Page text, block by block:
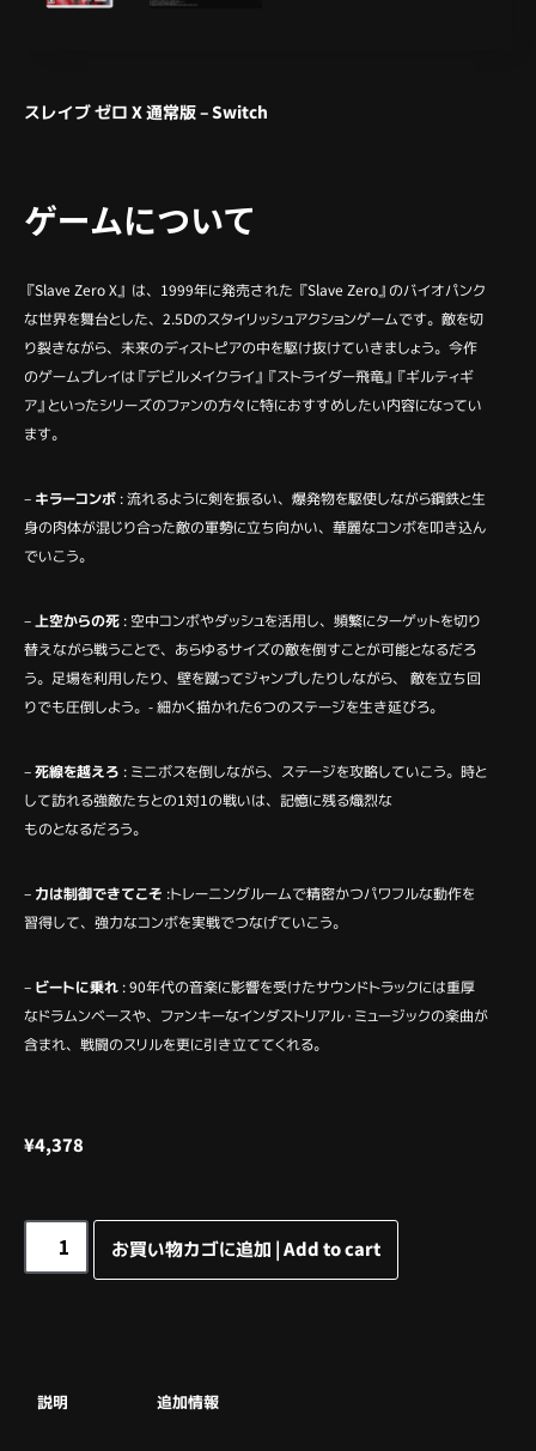
スレイブ ゼロ X 通常版 – Switch
ゲームについて
『Slave Zero X』 は、1999年に発売された 『Slave Zero』のバイオパンク
な世界を舞台とした、2.5Dのスタイリッシュアクションゲームです。敵を切
り裂きながら、未来のディストピアの中を駆け抜けていきましょう。今作
のゲームプレイは『デビルメイクライ』『ストライダー飛竜』『ギルティギ
ア』といったシリーズのファンの方々に特におすすめしたい内容になってい
ます。
– キラーコンボ : 流れるように剣を振るい、爆発物を駆使しながら鋼鉄と生
身の肉体が混じり合った敵の軍勢に立ち向かい、華麗なコンボを叩き込ん
でいこう。
–上空からの死 ​ : 空中コンボやダッシュを活用し、頻繁にターゲットを切り
替えながら戦うことで、あらゆるサイズの敵を倒すことが可能となるだろ
う。足場を利用したり、壁を蹴ってジャンプしたりしながら、 敵を立ち回
りでも圧倒しよう。- 細かく描かれた6つのステージを生き延びろ。
–死線を越えろ : ミニボスを倒しながら、ステージを攻略していこう。時と
して訪れる強敵たちとの1対1の戦いは、記憶に残る熾烈な
ものとなるだろう。
– 力は制御できてこそ :トレーニングルームで精密かつパワフルな動作を
習得して、強力なコンボを実戦でつなげていこう。
– ビートに乗れ : 90年代の音楽に影響を受けたサウンドトラックには重厚
なドラムンベースや、ファンキーなインダストリアル・ミュージックの楽曲が
含まれ、戦闘のスリルを更に引き立ててくれる。
¥4,378
お買い物カゴに追加 | Add to cart
説明 追加情報